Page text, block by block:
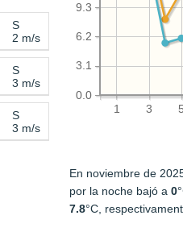
1 3 5
0.0
3.1
6.2
9.3
En noviembre de
por la noche bajó a0
7.8°C,
S
2 m/s
S
3 m/s
S
3 m/s